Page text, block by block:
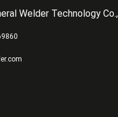
Welder Technology